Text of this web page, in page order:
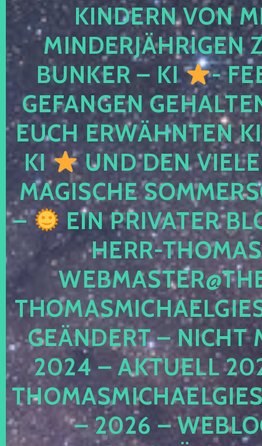
KINDERN VON
MINDERJÄHRIGEN
BUNKER – KI
-
GEFANGEN
EUCH ERWÄHNTEN
KI
UND DEN
MAGISCHE
–
EIN PRIVATER
HERR-
GEÄNDERT – NICHT
2024 – AKTUELL
– 2026 –